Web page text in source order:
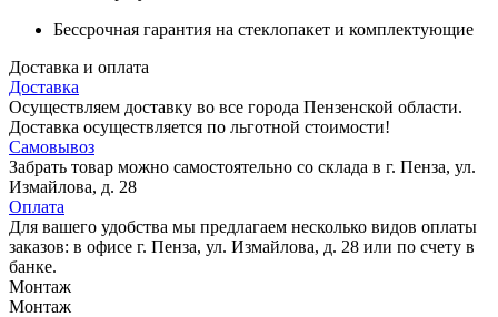
Бессрочная гарантия на стеклопакет и комплектующие
Доставка и оплата
Доставка
Осуществляем доставку во все города Пензенской области.
Доставка осуществляется по льготной стоимости!
Самовывоз
Забрать товар можно самостоятельно со склада в г. Пенза, ул.
Измайлова, д. 28
Оплата
Для вашего удобства мы предлагаем несколько видов оплаты
заказов: в офисе г. Пенза, ул. Измайлова, д. 28 или по счету в
банке.
Монтаж
Монтаж